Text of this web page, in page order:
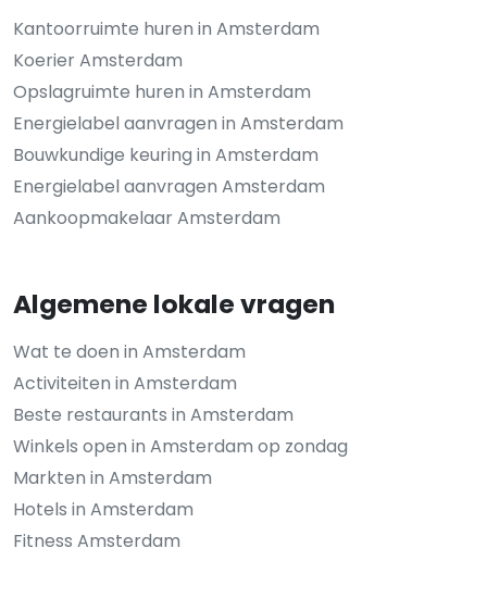
Kantoorruimte huren in Amsterdam
Koerier Amsterdam
Opslagruimte huren in Amsterdam
Energielabel aanvragen in Amsterdam
Bouwkundige keuring in Amsterdam
Energielabel aanvragen Amsterdam
Aankoopmakelaar Amsterdam
Algemene lokale vragen
Wat te doen in Amsterdam
Activiteiten in Amsterdam
Beste restaurants in Amsterdam
Winkels open in Amsterdam op zondag
Markten in Amsterdam
Hotels in Amsterdam
Fitness Amsterdam